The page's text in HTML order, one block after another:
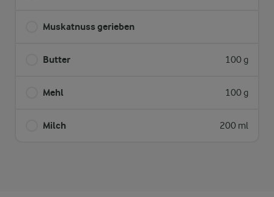
Muskatnuss gerieben
Butter 100 g
Mehl 100 g
Milch 200 ml